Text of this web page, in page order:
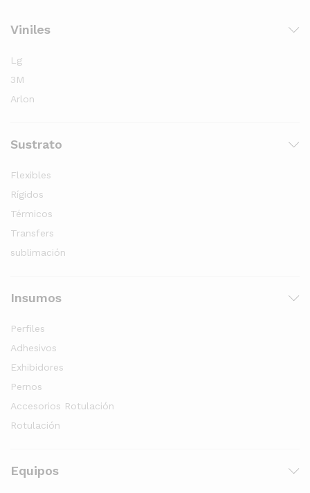
Viniles
Lg
3M
Arlon
Sustrato
Flexibles
Rígidos
Térmicos
Transfers
sublimación
Insumos
Perfiles
Adhesivos
Exhibidores
Pernos
Accesorios Rotulación
Rotulación
Equipos